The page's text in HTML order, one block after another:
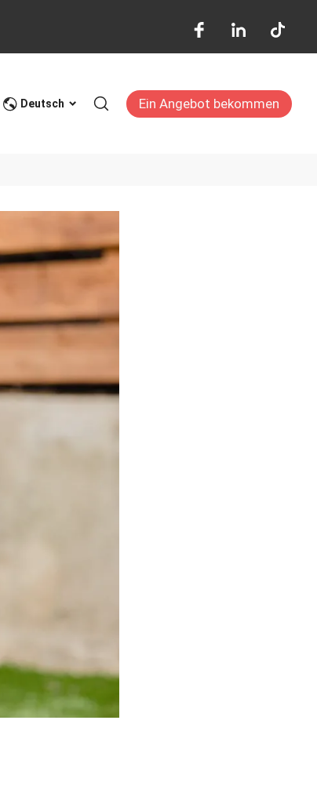
Deutsch Ein Angebot bekommen